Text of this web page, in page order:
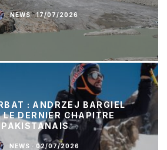
NEWS · 17/07/2026
: ANDRZEJ BARGIEL
LE DERNIER CHAPITRE
PAKISTANAIS
NEWS · 02/07/2026